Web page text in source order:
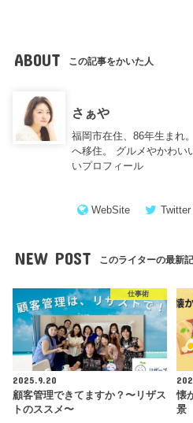
ABOUT この記事をかいた人
さぁや
福岡市在住、86年生まれ
へ移住。 グルメやかわい
いプロフィール
WebSite Twitter
NEW POST このライターの最新
仕事術
2025.9.20
顧客管理できてますか？〜リザス
トのススメ〜
懐
景